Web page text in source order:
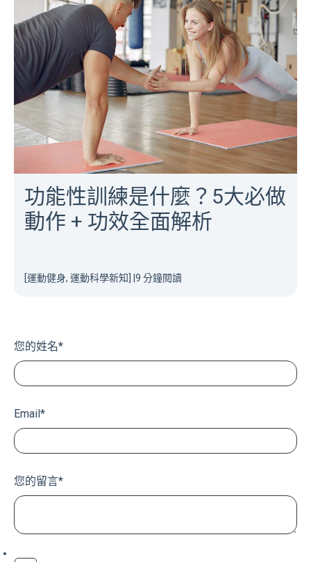
功能性訓練是什麼？5大必做
動作 + 功效全面解析
[運動健身, 運動科學新知] 9 分鐘閱讀
您的姓名*
Email *
您的留言*